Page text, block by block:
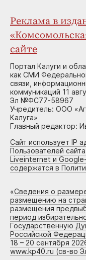
Реклама в
сайте
Портал Калуги и
как СМИ
связи,
коммуникаций 11
Эл №ФС77-58967
Учредитель: ООО
Калуга»
Главный редактор:
Сайт использует IP
Пользователей
Liveinternet и
содержатся в
«Сведения о
размещению на
размещения
период
Государственную
Российской
18 – 20 сентября
www.kp40.ru (св-во